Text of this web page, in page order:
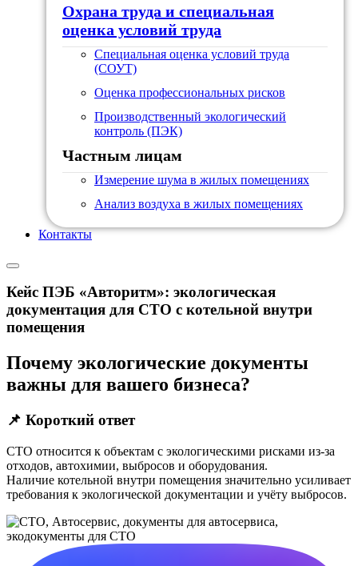
Охрана труда и специальная
оценка условий труда
Специальная оценка условий труда
(СОУТ)
Оценка профессиональных рисков
Производственный экологический
контроль (ПЭК)
Частным лицам
Измерение шума в жилых помещениях
Анализ воздуха в жилых помещениях
Контакты
Кейс ПЭБ «Авторитм»: экологическая
документация для СТО с котельной внутри
помещения
Почему экологические документы
важны для вашего бизнеса?
📌 Короткий ответ
СТО относится к объектам с экологическими рисками из-за
отходов, автохимии, выбросов и оборудования.
Наличие котельной внутри помещения значительно усиливает
требования к экологической документации и учёту выбросов.